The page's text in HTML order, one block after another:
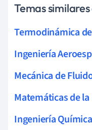
Temas
Termodinámica
Ingeniería
Mecánica de
Matemáticas de
Ingeniería Química